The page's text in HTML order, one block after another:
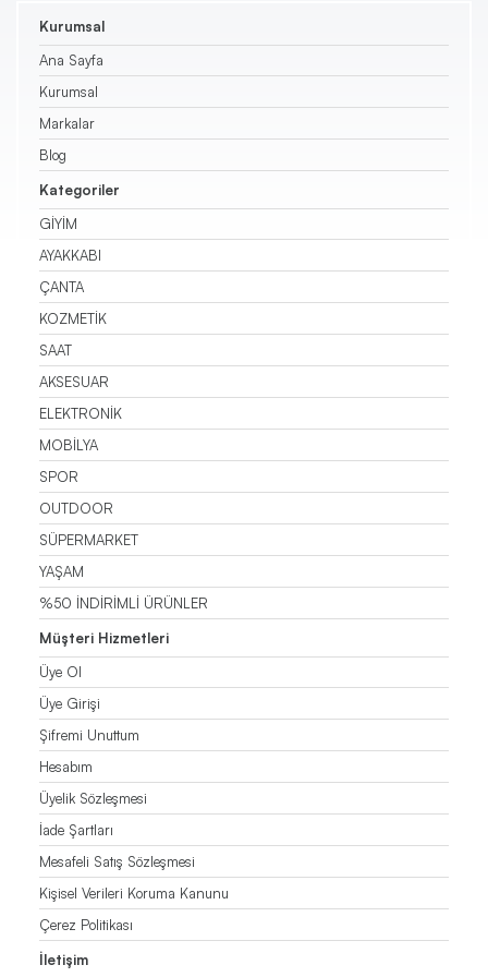
Kurumsal
Ana Sayfa
Kurumsal
Markalar
Blog
Kategoriler
GİYİM
AYAKKABI
ÇANTA
KOZMETİK
SAAT
AKSESUAR
ELEKTRONİK
MOBİLYA
SPOR
OUTDOOR
SÜPERMARKET
YAŞAM
%50 İNDİRİMLİ ÜRÜNLER
Müşteri Hizmetleri
Üye Ol
Üye Girişi
Şifremi Unuttum
Hesabım
Üyelik Sözleşmesi
İade Şartları
Mesafeli Satış Sözleşmesi
Kişisel Verileri Koruma Kanunu
Çerez Politikası
İletişim
Kazak
Pantolon
Etek
Şort